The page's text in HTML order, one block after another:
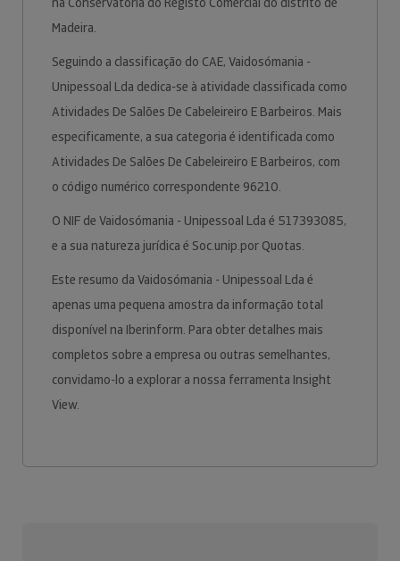
Madeira.
Seguindo a classificação do CAE, Vaidosómania -
Unipessoal Lda dedica-se à atividade classificada como
Atividades De Salões De Cabeleireiro E Barbeiros. Mais
especificamente, a sua categoria é identificada como
Atividades De Salões De Cabeleireiro E Barbeiros, com
o código numérico correspondente 96210.
O NIF de Vaidosómania - Unipessoal Lda é 517393085,
e a sua natureza jurídica é Soc.unip.por Quotas.
Este resumo da Vaidosómania - Unipessoal Lda é
apenas uma pequena amostra da informação total
disponível na Iberinform. Para obter detalhes mais
completos sobre a empresa ou outras semelhantes,
convidamo-lo a explorar a nossa ferramenta Insight
View.